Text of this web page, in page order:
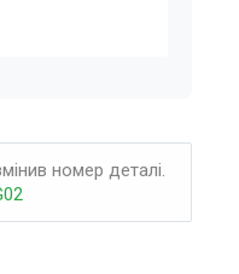
номер деталі.